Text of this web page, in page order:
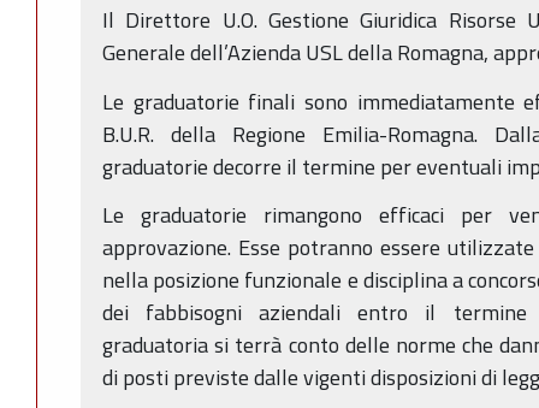
Il Direttore U.O. Gestione Giuridica Risorse
Generale dell’Azienda USL della Romagna,
Le graduatorie finali sono immediatamente
B.U.R. della Regione Emilia-Romagna.
graduatorie decorre il termine per eventuali
Le graduatorie rimangono efficaci per
approvazione. Esse potranno essere
nella posizione funzionale e disciplina a
dei fabbisogni aziendali entro il termine
graduatoria si terrà conto delle norme che
di posti previste dalle vigenti disposizioni di